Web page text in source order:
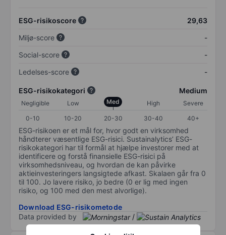
ESG-risikoscore
29,63
Miljø-score
-
Social-score
-
Ledelses-score
-
ESG-risikokategori Medium
Negligible Low Med High
Severe
0-10
10-20 20-30 30-40 40+
ESG-risikoen er et mål for, hvor godt en virksomhed
håndterer væsentlige ESG-risici. Sustainalytics’ ESG-
risikokategori har til formål at hjælpe investorer med at
identificere og forstå finansielle ESG-risici på
virksomhedsniveau, og hvordan de kan påvirke
aktieinvesteringers langsigtede afkast. Skalaen går fra 0
til 100. Jo lavere risiko, jo bedre (0 er lig med ingen
risiko, og 100 med den mest alvorlige).
Download ESG-risikometode
Data provided by
/